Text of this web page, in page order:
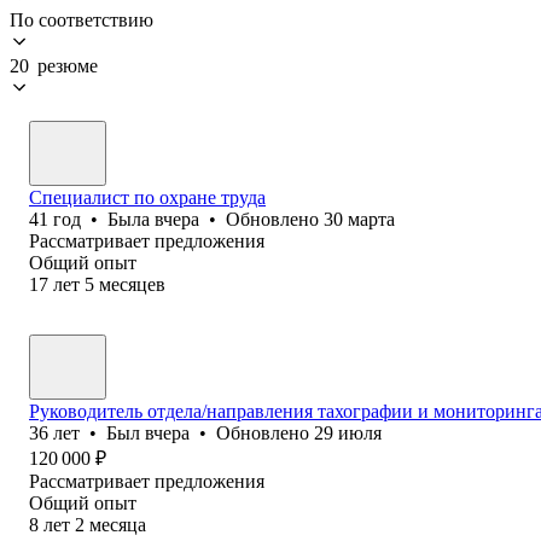
По соответствию
20 резюме
Специалист по охране труда
41 год • Была вчера • Обновлено 30 марта
Рассматривает предложения
Общий опыт
17 лет 5 месяцев
Руководитель отдела/направления тахографии и
36 лет • Был вчера • Обновлено 29 июля
120 000 ₽
Рассматривает предложения
Общий опыт
8 лет 2 месяца